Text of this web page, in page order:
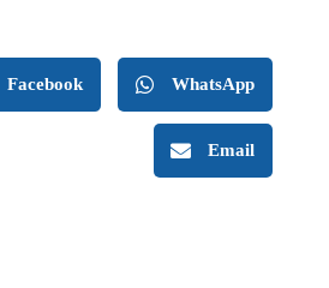
Facebook WhatsApp
Email